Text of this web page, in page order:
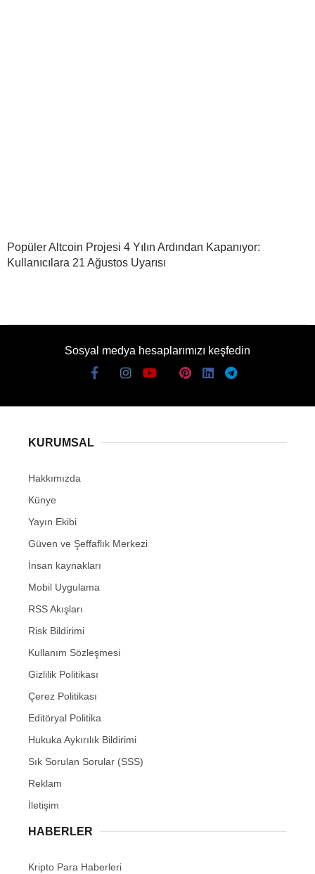
Popüler Altcoin Projesi 4 Yılın Ardından Kapanıyor:
Kullanıcılara 21 Ağustos Uyarısı
Sosyal medya hesaplarımızı keşfedin
KURUMSAL
Hakkımızda
Künye
Yayın Ekibi
Güven ve Şeffaflık Merkezi
İnsan kaynakları
Mobil Uygulama
RSS Akışları
Risk Bildirimi
Kullanım Sözleşmesi
Gizlilik Politikası
Çerez Politikası
Editöryal Politika
Hukuka Aykırılık Bildirimi
Sık Sorulan Sorular (SSS)
Reklam
İletişim
HABERLER
Kripto Para Haberleri